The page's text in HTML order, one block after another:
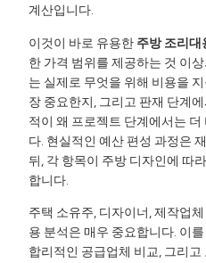
계산입니다.
이것이 바로 유용한 주방 조리대
한 가격 범위를 제공하는 것 이
는 실제로 무엇을 위해 비용을
장 중요한지, 그리고 판재 단계
적이 왜 프로젝트 단계에서는
다. 현실적인 예산 편성 과정은
뒤, 각 항목이 주방 디자인에 따
합니다.
주택 소유주, 디자이너, 제작업
용 분석은 매우 중요합니다. 이
합리적인 공급업체 비교, 그리